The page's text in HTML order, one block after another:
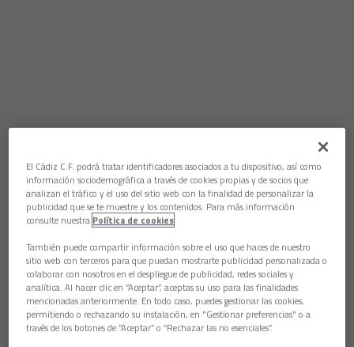
El Cádiz C.F. podrá tratar identificadores asociados a tu dispositivo, así como
información sociodemográfica a través de cookies propias y de socios que
analizan el tráfico y el uso del sitio web con la finalidad de personalizar la
publicidad que se te muestre y los contenidos. Para más información
consulte nuestra Política de cookies
También puede compartir información sobre el uso que haces de nuestro
sitio web con terceros para que puedan mostrarte publicidad personalizada o
colaborar con nosotros en el despliegue de publicidad, redes sociales y
analítica. Al hacer clic en “Aceptar”, aceptas su uso para las finalidades
mencionadas anteriormente. En todo caso, puedes gestionar las cookies,
permitiendo o rechazando su instalación, en "Gestionar preferencias" o a
través de los botones de “Aceptar” o “Rechazar las no esenciales”.